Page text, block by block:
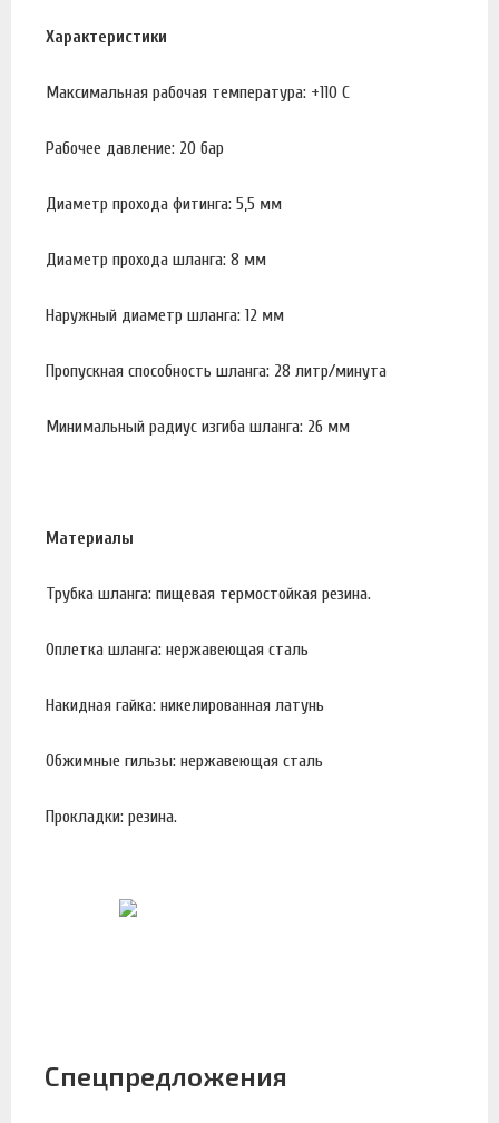
Характеристики
Максимальная рабочая температура: +110 С
Рабочее давление: 20 бар
Диаметр прохода фитинга: 5,5 мм
Диаметр прохода шланга: 8 мм
Наружный диаметр шланга: 12 мм
Пропускная способность шланга: 28 литр/минута
Минимальный радиус изгиба шланга: 26 мм
Материалы
Трубка шланга: пищевая термостойкая резина.
Оплетка шланга: нержавеющая сталь
Накидная гайка: никелированная латунь
Обжимные гильзы: нержавеющая сталь
Прокладки: резина.
Спецпредложения